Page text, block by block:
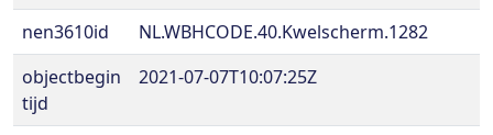
nen3610id
NL.WBHCODE.40.Kwelscherm.1282
objectbegin
tijd
2021-07-07T10:07:25Z